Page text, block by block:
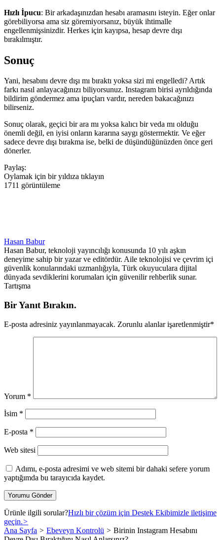
Hızlı İpucu: Bir arkadaşınızdan hesabı aramasını isteyin. Eğer onlar
görebiliyorsa ama siz göremiyorsanız, büyük ihtimalle
engellenmişsinizdir. Herkes için kayıpsa, hesap devre dışı
bırakılmıştır.
Sonuç
Yani, hesabını devre dışı mı bıraktı yoksa sizi mi engelledi? Artık
farkı nasıl anlayacağınızı biliyorsunuz. Instagram birisi ayrıldığında
bildirim göndermez ama ipuçları vardır, nereden bakacağınızı
bilirseniz.
Sonuç olarak, geçici bir ara mı yoksa kalıcı bir veda mı olduğu
önemli değil, en iyisi onların kararına saygı göstermektir. Ve eğer
sadece devre dışı bırakma ise, belki de düşündüğünüzden önce geri
dönerler.
Paylaş:
Oylamak için bir yıldıza tıklayın
1711 görüntüleme
Hasan Babur
Hasan Babur, teknoloji yayıncılığı konusunda 10 yılı aşkın
deneyime sahip bir yazar ve editördür. Aile teknolojisi ve çevrim içi
güvenlik konularındaki uzmanlığıyla, Türk okuyuculara dijital
dünyada sevdiklerini korumaları için güvenilir rehberlik sunar.
Tartışma
Bir Yanıt Bırakın.
E-posta adresiniz yayınlanmayacak. Zorunlu alanlar işaretlenmiştir*
Yorum *
İsim *
E-posta *
Web sitesi
Adımı, e-posta adresimi ve web sitemi bir dahaki sefere yorum
yaptığımda bu tarayıcıda kaydet.
Ürünle ilgili sorular?Hızlı bir çözüm için Destek Ekibimizle iletişime
geçin.>
Ana Sayfa > Ebeveyn Kontrolü > Birinin Instagram Hesabını